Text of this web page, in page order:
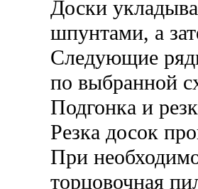
Доски
шпунтами, а
Следующие
по выбранной
Подгонка и
Резка досок
При
торцовочная